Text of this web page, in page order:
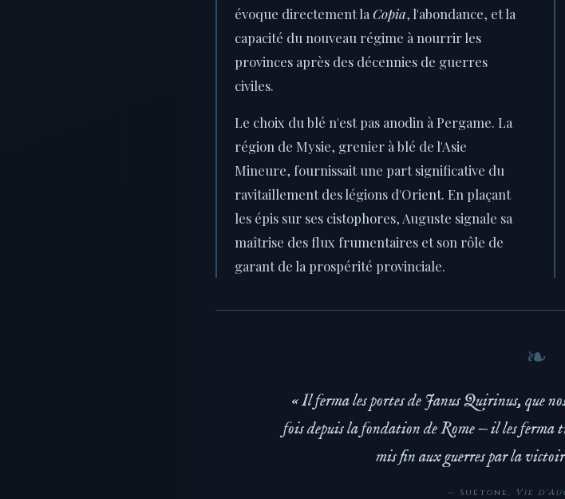
évoque directement la Copia, l'abondance, et la
capacité du nouveau régime à nourrir les
provinces après des décennies de guerres
civiles.
Le choix du blé n'est pas anodin à Pergame. La
région de Mysie, grenier à blé de l'Asie
Mineure, fournissait une part significative du
ravitaillement des légions d'Orient. En plaçant
les épis sur ses cistophores, Auguste signale sa
maîtrise des flux frumentaires et son rôle de
garant de la prospérité provinciale.
« Il ferma les portes de Janus Quirinus, que
fois depuis la fondation de Rome — il les ferma
mis fin aux guerres par la
— Suétone, Vie